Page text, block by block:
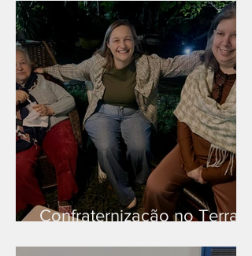
Confraternização no Terra